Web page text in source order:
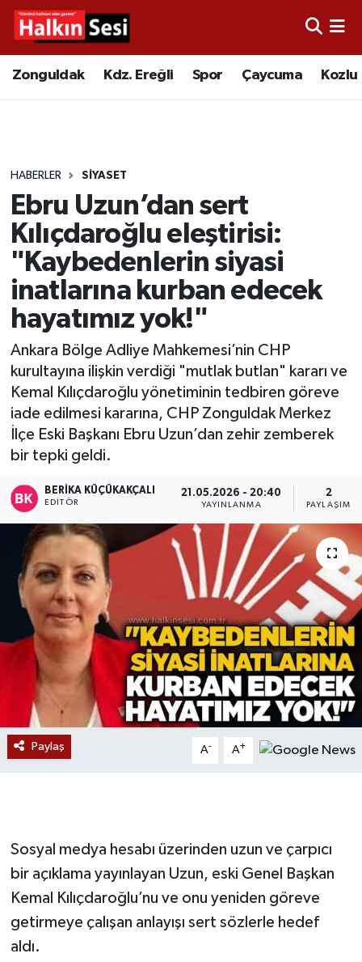
Zonguldak Kdz. Ereğli Spor Çaycuma Kozlu
HABERLER SİYASET
Ebru Uzun’dan sert
Kılıçdaroğlu eleştirisi:
"Kaybedenlerin siyasi
inatlarına kurban edecek
hayatımız yok!"
Ankara Bölge Adliye Mahkemesi’nin CHP
kurultayına ilişkin verdiği "mutlak butlan" kararı ve
Kemal Kılıçdaroğlu yönetiminin tedbiren göreve
iade edilmesi kararına, CHP Zonguldak Merkez
İlçe Eski Başkanı Ebru Uzun’dan zehir zemberek
bir tepki geldi.
BERIKA KÜÇÜKAKÇALI
EDITÖR
21.05.2026 - 20:40
YAYINLANMA
2
PAYLAŞIM
Paylaş A- A+
Sosyal medya hesabı üzerinden uzun ve çarpıcı
bir açıklama yayınlayan Uzun, eski Genel Başkan
Kemal Kılıçdaroğlu’nu ve onu yeniden göreve
getirmeye çalışan anlayışı sert sözlerle hedef
aldı.
Video
Çaycuma
Alaplı
Asayiş
Bartın
Karabük
Devrek
Bolu
DUNYA
Düzce
Eğitim
Ekonomi
Gökçebey
İş ilanı
Kültür - Sanat
Merkez Hava Durumu
Tüm Manşetler
Son Dakika Haberleri
Haber Arşivi